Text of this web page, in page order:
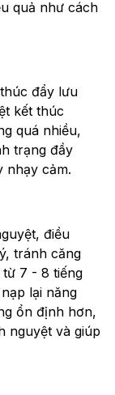
quả như cách
đẩy lưu
kết thúc
quá nhiều,
trạng đầy
nhạy cảm.
điều
tránh căng
từ 7 - 8 tiếng
lại năng
ổn định hơn,
nguyệt và giúp